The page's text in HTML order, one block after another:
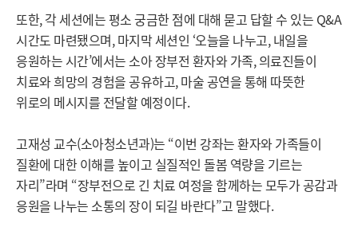
또한, 각 세션에는 평소 궁금한 점에 대해 묻고 답할 수 있는 Q&A
시간도 마련됐으며, 마지막 세션인 ‘오늘을 나누고, 내일을
응원하는 시간’에서는 소아 장부전 환자와 가족, 의료진들이
치료와 희망의 경험을 공유하고, 마술 공연을 통해 따뜻한
위로의 메시지를 전달할 예정이다.
고재성 교수(소아청소년과)는 “이번 강좌는 환자와 가족들이
질환에 대한 이해를 높이고 실질적인 돌봄 역량을 기르는
자리”라며 “장부전으로 긴 치료 여정을 함께하는 모두가 공감과
응원을 나누는 소통의 장이 되길 바란다”고 말했다.